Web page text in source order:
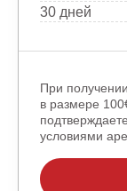
30 дней
При
в размере
условиями